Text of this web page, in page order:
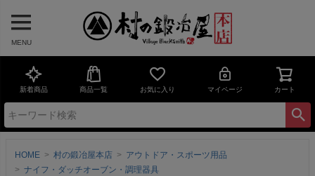
MENU
新着商品 商品一覧 お気に入り マイページ カート
HOME 村の鍛冶屋本店
アウトドア・スポーツ用品
ナイフ・ダッチオーブン・調理器具